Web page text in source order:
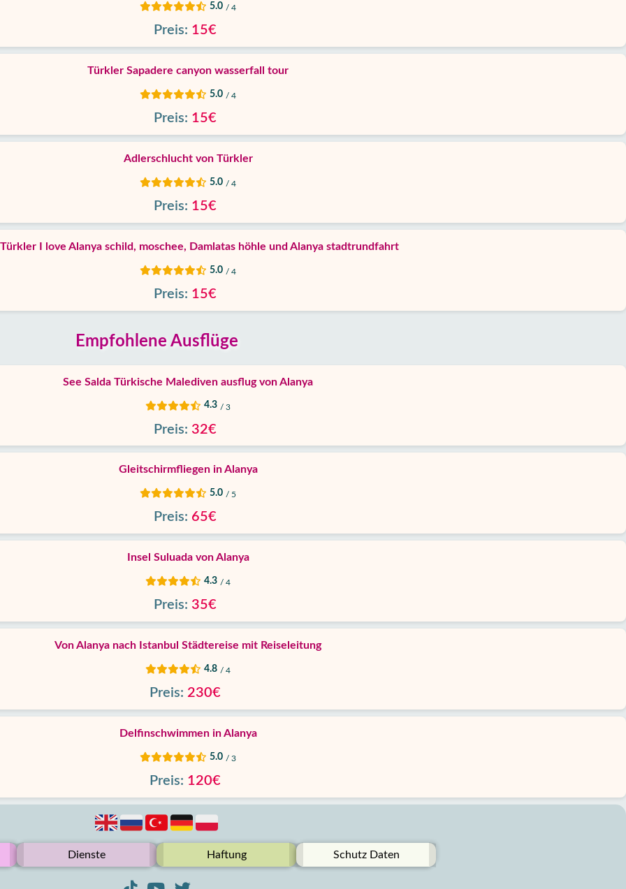
5.0 / 4
Preis: 15€
Türkler Sapadere canyon wasserfall tour
5.0 / 4
Preis: 15€
Adlerschlucht von Türkler
5.0 / 4
Preis: 15€
I love Alanya schild, moschee, Damlatas höhle und Alanya stadtrundfahrt
5.0 / 4
Preis: 15€
Empfohlene Ausflüge
See Salda Türkische Malediven ausflug von Alanya
4.3 / 3
Preis: 32€
Gleitschirmfliegen in Alanya
5.0 / 5
Preis: 65€
Insel Suluada von Alanya
4.3 / 4
Preis: 35€
Von Alanya nach Istanbul Städtereise mit Reiseleitung
4.8 / 4
Preis: 230€
Delfinschwimmen in Alanya
5.0 / 3
Preis: 120€
Dienste Haftung Schutz Daten